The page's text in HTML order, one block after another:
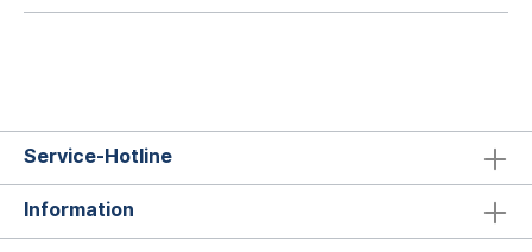
Service-Hotline
Information